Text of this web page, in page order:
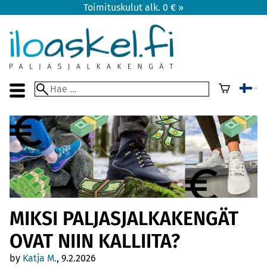
Toimituskulut alk. 0 € »
MIKSI PALJASJALKAKENGÄT
OVAT NIIN KALLIITA?
by Katja M., 9.2.2026